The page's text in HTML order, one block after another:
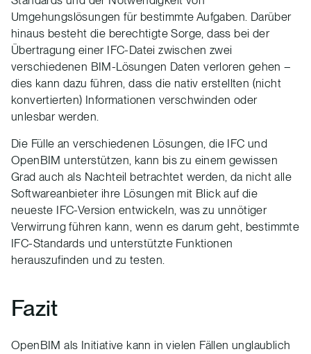
Umgehungslösungen für bestimmte Aufgaben. Darüber
hinaus besteht die berechtigte Sorge, dass bei der
Übertragung einer IFC-Datei zwischen zwei
verschiedenen BIM-Lösungen Daten verloren gehen –
dies kann dazu führen, dass die nativ erstellten (nicht
konvertierten) Informationen verschwinden oder
unlesbar werden.
Die Fülle an verschiedenen Lösungen, die IFC und
OpenBIM unterstützen, kann bis zu einem gewissen
Grad auch als Nachteil betrachtet werden, da nicht alle
Softwareanbieter ihre Lösungen mit Blick auf die
neueste IFC-Version entwickeln, was zu unnötiger
Verwirrung führen kann, wenn es darum geht, bestimmte
IFC-Standards und unterstützte Funktionen
herauszufinden und zu testen.
Fazit
OpenBIM als Initiative kann in vielen Fällen unglaublich